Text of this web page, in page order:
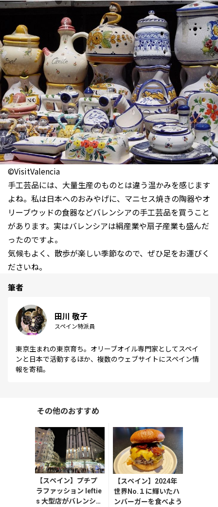
©VisitValencia
手工芸品には、大量生産のものとは違う温かみを感じます
よね。私は日本へのおみやげに、マニセス焼きの陶器やオ
リーブウッドの食器などバレンシアの手工芸品を買うこと
があります。実はバレンシアは絹産業や扇子産業も盛んだ
ったのですよ。
気候もよく、散歩が楽しい季節なので、ぜひ足をお運びく
ださいね。
筆者
田川 敬子
スペイン特派員
東京生まれの東京育ち。オリーブオイル専門家としてスペイ
ンと日本で活動するほか、複数のウェブサイトにスペイン情
報を寄稿。
その他のおすすめ
【スペイン】プチプ
ラファッション leftie
s 大型店がバレンシア
【スペイン】2024年
世界No.１に輝いたハ
ンバーガーを食べよう